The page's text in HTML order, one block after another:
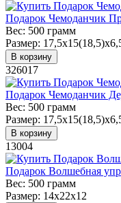
Подарок Чемоданчик
Вес: 500 грамм
Размер:
В корзину
326017
Подарок Чемоданчик
Вес: 500 грамм
Размер:
В корзину
13004
Подарок Волшебная
Вес: 500 грамм
Размер: 14х22х12